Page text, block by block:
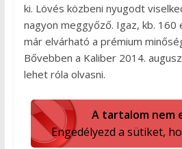
ki. Lövés közbeni nyugodt
nagyon meggyőző. Igaz, kb.
már elvárható a prémium
Bővebben a Kaliber 2014.
lehet róla olvasni.
A tartalom nem
Engedélyezd a sütiket,